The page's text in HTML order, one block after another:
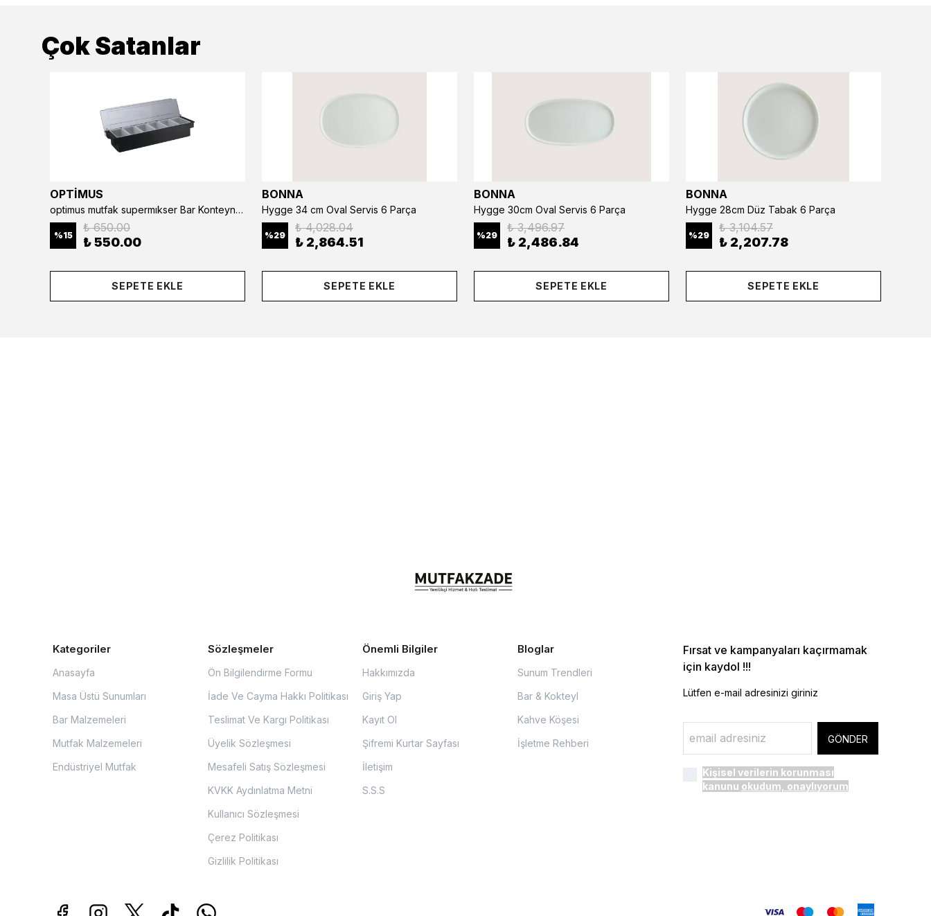
Çok Satanlar
OPTİMUS
optimus mutfak supermıkser Bar Konteyner 6'lı 50×16×9 cm Kapaklı Polikarbon Organizer Bar & Kafe
%15
₺ 650.00
₺ 550.00
SEPETE EKLE
BONNA
Hygge 34 cm Oval Servis 6 Parça
%29
₺ 4,028.04
₺ 2,864.51
SEPETE EKLE
BONNA
Hygge 30cm Oval Servis 6 Parça
%29
₺ 3,496.97
₺ 2,486.84
SEPETE EKLE
BONNA
Hygge 28cm Düz Tabak 6 Parça
%29
₺ 3,104.57
₺ 2,207.78
SEPETE EKLE
Kategoriler
Anasayfa
Masa Üstü Sunumları
Bar Malzemeleri
Mutfak Malzemeleri
Endüstriyel Mutfak
Sözleşmeler
Ön Bilgilendirme Formu
İade Ve Cayma Hakkı Politikası
Teslimat Ve Kargı Politikası
Üyelik Sözleşmesi
Mesafeli Satış Sözleşmesi
KVKK Aydınlatma Metni
Kullanıcı Sözleşmesi
Çerez Politikası
Gizlilik Politikası
Önemli Bilgiler
Hakkımızda
Giriş Yap
Kayıt Ol
Şifremi Kurtar Sayfası
İletişim
S.S.S
Bloglar
Sunum Trendleri
Bar & Kokteyl
Kahve Köşesi
İşletme Rehberi
Fırsat ve kampanyaları kaçırmamak
için kaydol !!!
Lütfen e-mail adresinizi giriniz
GÖNDER
Kişisel verilerin korunması
kanunu okudum, onaylıyorum